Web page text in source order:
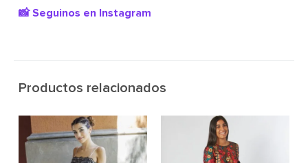
📸 Seguinos en Instagram
Productos relacionados